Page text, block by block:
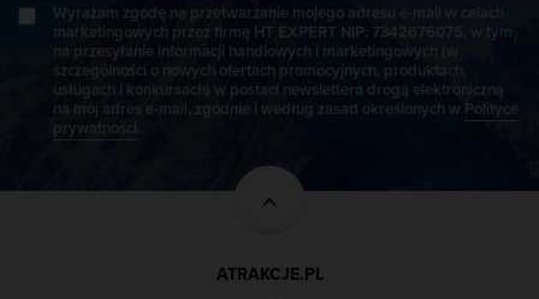
Wyrażam zgodę na przetwarzanie mojego adresu e-mail w celach
marketingowych przez firmę HT EXPERT NIP: 7342676075, w tym
na przesyłanie informacji handlowych i marketingowych (w
szczególności o nowych ofertach promocyjnych, produktach,
usługach i konkursach) w postaci newslettera drogą elektroniczną
na mój adres e-mail, zgodnie i według zasad określonych w Polityce
prywatności.
ATRAKCJE.PL